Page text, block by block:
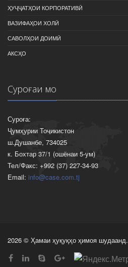
ҲУҶҶАТҲОИ КОРПОРАТИВӢ
ВАЗИФАҲОИ ХОЛӢ
САВОЛҲОИ ДОИМӢ
АКСҲО
Суроғаи мо
Суроға:
Ҷумҳурии Тоҷикистон
ш.Душанбе, 734025
к. Бохтар 37/1 (ошёнаи 5-ум)
Тел/Факс: +992 (37) 227-34-93
Email: info@case.com.tj
2026 © Ҳамаи ҳуқуқҳо ҳимоя шудаанд.